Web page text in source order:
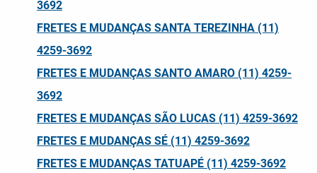
3692
FRETES E MUDANÇAS SANTA TEREZINHA (11)
4259-3692
FRETES E MUDANÇAS SANTO AMARO (11) 4259-
3692
FRETES E MUDANÇAS SÃO LUCAS (11) 4259-3692
FRETES E MUDANÇAS SÉ (11) 4259-3692
FRETES E MUDANÇAS TATUAPÉ (11) 4259-3692